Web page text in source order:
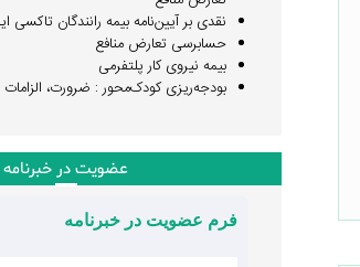
نقدی بر آیین‌نامه بیمه رانندگان تاکسی
حسابرسی تعارض منافع
بیمه نیروی کار پلتفرمی
بودجه‌ریزی کودک‌محور : ضرورت، الزامات
عضویت در خبرنامه
فرم عضویت در خبرنامه